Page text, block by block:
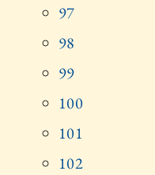
97
98
99
100
101
102